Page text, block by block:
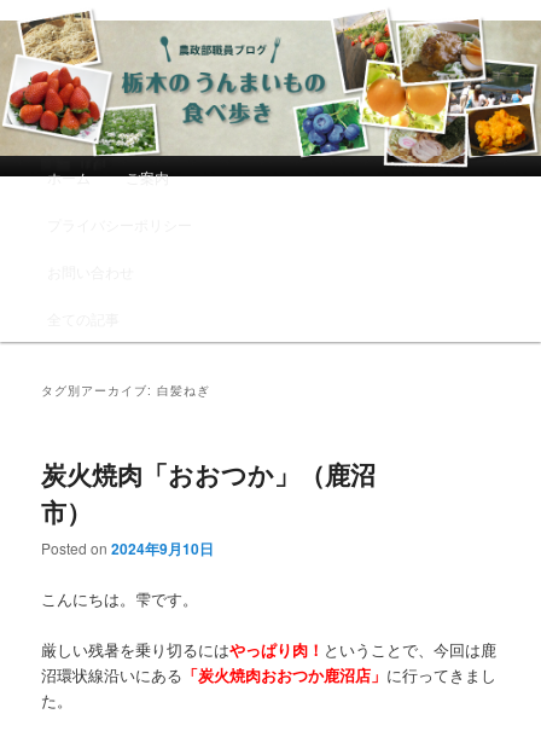
農政部職員ブログ「栃木のうんまい
もの食べ歩き」
メインコンテンツへ移動
サブコンテンツへ移動
ホーム ご案内
タグ別アーカイブ:白髪ねぎ
炭火焼肉「おおつか」（鹿沼
市）
Posted on2024年9月10日
こんにちは。雫です。
厳しい残暑を乗り切るにはやっぱり肉！ ということで、今回は鹿
沼環状線沿いにある 「炭火焼肉おおつか鹿沼店」 に行ってきまし
た。